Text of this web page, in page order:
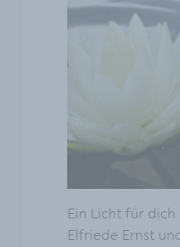
Ein Licht für dich
Elfriede Ernst